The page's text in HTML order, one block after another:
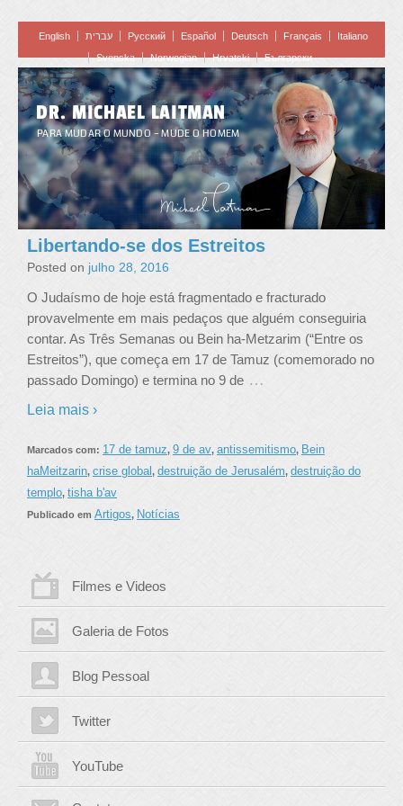
English עברית Pусский Español Deutsch Français
Italiano
Svenska
Norwegian Hrvatski Български
DR. MICHAEL LAITMAN
PARA MUDAR O MUNDO – MUDE O HOMEM
Libertando-se dos Estreitos
Posted on julho 28, 2016
O Judaísmo de hoje está fragmentado e fracturado
provavelmente em mais pedaços que alguém conseguiria
contar. As Três Semanas ou Bein ha-Metzarim (“Entre os
Estreitos”), que começa em 17 de Tamuz (comemorado no
passado Domingo) e termina no 9 de …
Leia mais ›
Marcados com: 17 de tamuz, 9 de av, antissemitismo, Bein
haMeitzarin, crise global, destruição de Jerusalém, destruição do
templo, tisha b'av
Publicado em Artigos, Notícias
Filmes e Videos
Galeria de Fotos
Blog Pessoal
Twitter
YouTube